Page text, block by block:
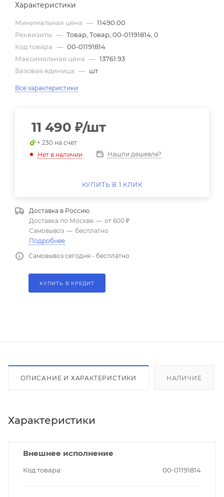
Характеристики
Минимальная цена — 11490.00
Реквизиты — Товар, Товар, 00-01191814, 0
Код товара — 00-01191814
Максимальная цена — 13761.93
Базовая единица — шт
Все характеристики
11 490 ₽/шт
+ 230 на счет
Нет в наличии
Нашли дешевле?
КУПИТЬ В 1 КЛИК
Доставка в Россию
Доставка по Москве — от 600 ₽
Самовывоз — бесплатно
Подробнее
Самовывоз сегодня - бесплатно
КУПИТЬ В КРЕДИТ
ОПИСАНИЕ И ХАРАКТЕРИСТИКИ НАЛИЧИЕ
Характеристики
Внешнее исполнение
Код товара 00-01191814